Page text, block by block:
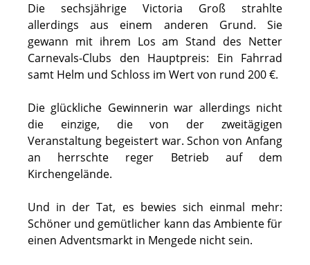
Die sechsjährige Victoria Groß strahlte
allerdings aus einem anderen Grund. Sie
gewann mit ihrem Los am Stand des Netter
Carnevals-Clubs den Hauptpreis: Ein Fahrrad
samt Helm und Schloss im Wert von rund 200 €.
Die glückliche Gewinnerin war allerdings nicht
die einzige, die von der zweitägigen
Veranstaltung begeistert war. Schon von Anfang
an herrschte reger Betrieb auf dem
Kirchengelände.
Und in der Tat, es bewies sich einmal mehr:
Schöner und gemütlicher kann das Ambiente für
einen Adventsmarkt in Mengede nicht sein.